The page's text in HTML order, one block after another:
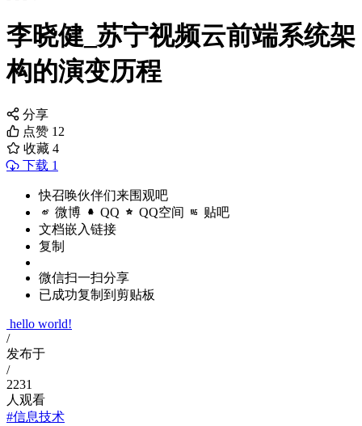
李晓健_苏宁视频云前端系统架
构的演变历程
分享
点赞 12
收藏 4
下载 1
快召唤伙伴们来围观吧
微博 QQ QQ空间 贴吧
文档嵌入链接
复制
微信扫一扫分享
已成功复制到剪贴板
hello world!
/
发布于
/
2231
人观看
#信息技术